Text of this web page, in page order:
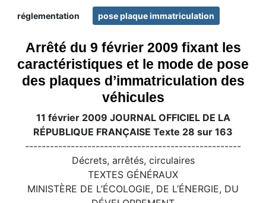
réglementation pose plaque immatriculation
Arrêté du 9 février 2009 fixant les
caractéristiques et le mode de pose
des plaques d’immatriculation des
véhicules
11 février 2009 JOURNAL OFFICIEL DE LA
RÉPUBLIQUE FRANÇAISE Texte 28 sur 163
----------------------------------------------------
Décrets, arrêtés, circulaires
TEXTES GÉNÉRAUX
MINISTÈRE DE L’ÉCOLOGIE, DE L’ÉNERGIE, DU